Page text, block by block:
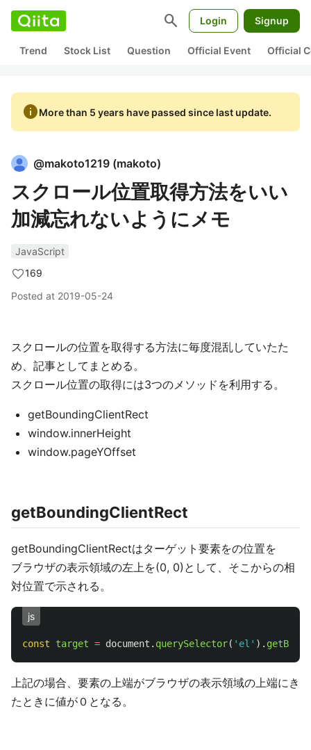
search Login Signup
Trend Stock List Question Official Event Official
infoMore than 5 years have passed since last update.
@makoto1219 (makoto)
スクロール位置取得方法をいい
加減忘れないようにメモ
JavaScript
169
Posted at 2019-05-24
スクロールの位置を取得する方法に毎度混乱していたた
め、記事としてまとめる。
スクロール位置の取得には3つのメソッドを利用する。
getBoundingClientRect
window.innerHeight
window.pageYOffset
getBoundingClientRect
getBoundingClientRectはターゲット要素をの位置を
ブラウザの表示領域の左上を(0, 0)として、そこからの相
対位置で示される。
js
const target = document . querySelector( ' el ' ).
上記の場合、要素の上端がブラウザの表示領域の上端にき
たときに値が０となる。